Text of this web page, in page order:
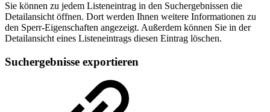
Sie können zu jedem Listeneintrag in den Suchergebnissen die
Detailansicht öffnen. Dort werden Ihnen weitere Informationen zu
den Sperr-Eigenschaften angezeigt. Außerdem können Sie in der
Detailansicht eines Listeneintrags diesen Eintrag löschen.
Suchergebnisse exportieren